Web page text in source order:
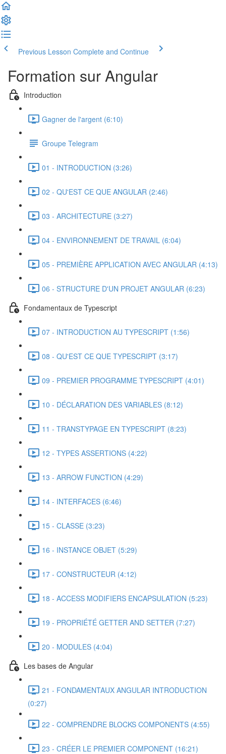
Previous Lesson Complete and Continue
Formation sur Angular
Introduction
Gagner de l'argent (6:10)
Groupe Telegram
01 - INTRODUCTION (3:26)
02 - QU'EST CE QUE ANGULAR (2:46)
03 - ARCHITECTURE (3:27)
04 - ENVIRONNEMENT DE TRAVAIL (6:04)
05 - PREMIÈRE APPLICATION AVEC ANGULAR (4:13)
06 - STRUCTURE D'UN PROJET ANGULAR (6:23)
Fondamentaux de Typescript
07 - INTRODUCTION AU TYPESCRIPT (1:56)
08 - QU'EST CE QUE TYPESCRIPT (3:17)
09 - PREMIER PROGRAMME TYPESCRIPT (4:01)
10 - DÉCLARATION DES VARIABLES (8:12)
11 - TRANSTYPAGE EN TYPESCRIPT (8:23)
12 - TYPES ASSERTIONS (4:22)
13 - ARROW FUNCTION (4:29)
14 - INTERFACES (6:46)
15 - CLASSE (3:23)
16 - INSTANCE OBJET (5:29)
17 - CONSTRUCTEUR (4:12)
18 - ACCESS MODIFIERS ENCAPSULATION (5:23)
19 - PROPRIÉTÉ GETTER AND SETTER (7:27)
20 - MODULES (4:04)
Les bases de Angular
21 - FONDAMENTAUX ANGULAR INTRODUCTION
(0:27)
22 - COMPRENDRE BLOCKS COMPONENTS (4:55)
23 - CRÉER LE PREMIER COMPONENT (16:21)